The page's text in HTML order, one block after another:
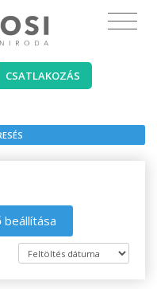
CSATLAKOZÁS
beállítása